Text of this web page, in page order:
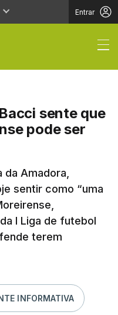
Entrar
sente que
pode ser
Amadora,
sentir como “uma
I Liga de futebol
terem
INFORMATIVA